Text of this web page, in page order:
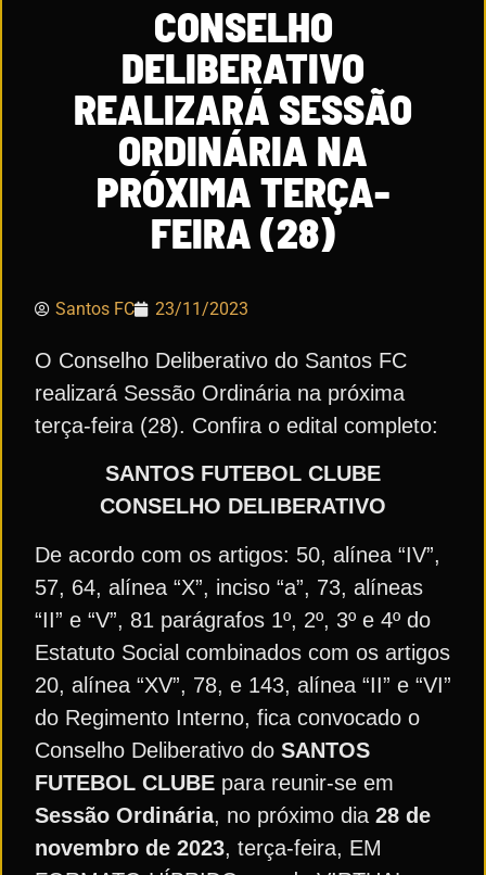
CONSELHO
DELIBERATIVO
REALIZARÁ SESSÃO
ORDINÁRIA NA
PRÓXIMA TERÇA-
FEIRA (28)
Santos FC 23/11/2023
O Conselho Deliberativo do Santos FC
realizará Sessão Ordinária na próxima
terça-feira (28). Confira o edital completo:
SANTOS FUTEBOL CLUBE
CONSELHO DELIBERATIVO
De acordo com os artigos: 50, alínea “IV”,
57, 64, alínea “X”, inciso “a”, 73, alíneas
“II” e “V”, 81 parágrafos 1º, 2º, 3º e 4º do
Estatuto Social combinados com os artigos
20, alínea “XV”, 78, e 143, alínea “II” e “VI”
do Regimento Interno, fica convocado o
Conselho Deliberativo do SANTOS
FUTEBOL CLUBE para reunir-se em
Sessão Ordinária, no próximo dia 28 de
novembro de 2023, terça-feira, EM